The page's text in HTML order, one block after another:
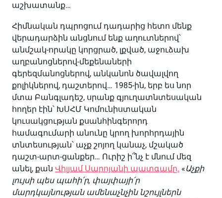
աշխատանք…
Հիմնական դպրոցում դադարից հետո մենք
վերադարձին անցնում ենք աղուտներով՝
անմշակ-որակը կորցրած, լքված, աջուձախ
աղբանոցներով-մեքենաների
գերեզմանոցներով, անկանոն ծավալվող
քոլիկներով, դաշտերով… 1985-ին, երբ ես նոր
մտա Բանգլադեշ, սրանք գյուղատնտեսական
հողեր էին՝ ԽՍՀՄ Կոմունիստական
կուսակցության քսանհինգերորդ
համագումարի անունը կրող խորհրդային
տնտեսության՝ աչք շոյող կանաչ, մշակած
դաշտ-արտ-ցանքեր… Ուրիշ ի՞նչ է մնում մեզ
անել, քան Վիլյամ Սարոյանի պատգամը. «Աչքի
լույսի պես պահի՛ր, փայփայի՛ր
մարդկայնության ամենաչնչին նշույլներն